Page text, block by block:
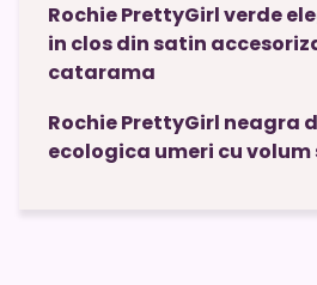
Rochie PrettyGirl verde
in clos din satin
catarama
Rochie PrettyGirl neagra
ecologica umeri cu